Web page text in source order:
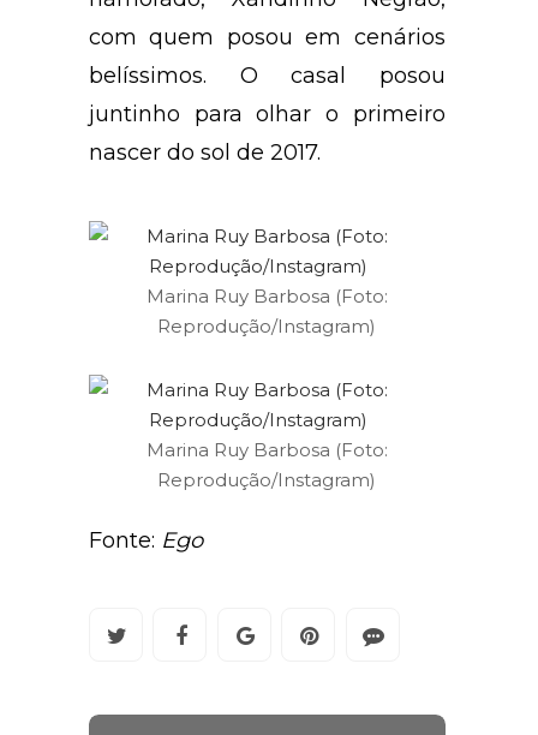
com quem posou em cenários
belíssimos. O casal posou
juntinho para olhar o primeiro
nascer do sol de 2017.
Marina Ruy Barbosa (Foto:
Reprodução/Instagram)
Marina Ruy Barbosa (Foto:
Reprodução/Instagram)
Fonte: Ego